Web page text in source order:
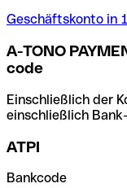
Geschäftskonto in
A-TONO
code
Einschließlich der
einschließlich
ATPI
Bankcode